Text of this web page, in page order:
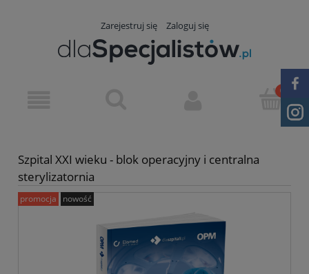
Zarejestruj się Zaloguj się
Szpital XXI wieku - blok operacyjny i centralna
sterylizatornia
promocja nowość